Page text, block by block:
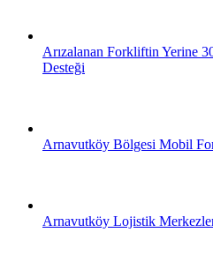
Arızalanan Forkliftin Yerine
Desteği
Arnavutköy Bölgesi Mobil
Arnavutköy Lojistik